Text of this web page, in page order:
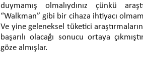
duymamış olmalıydınız çünkü
“Walkman” gibi bir cihaza ihtiyacı
Ve yine geleneksel tüketici
başarılı olacağı sonucu ortaya
göze almışlar.